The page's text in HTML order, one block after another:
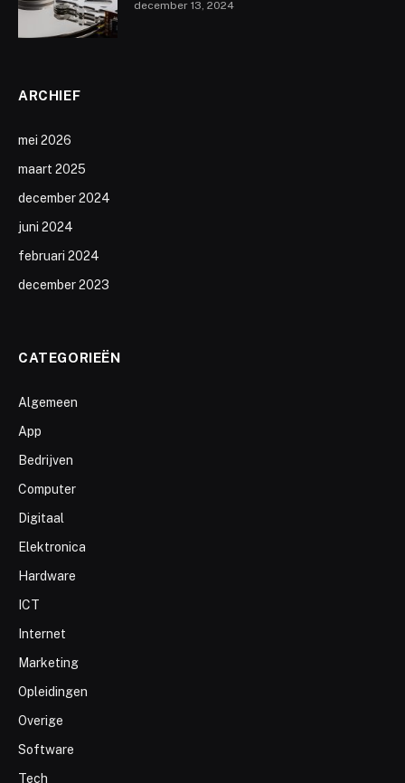
december 13, 2024
ARCHIEF
mei 2026
maart 2025
december 2024
juni 2024
februari 2024
december 2023
CATEGORIEËN
Algemeen
App
Bedrijven
Computer
Digitaal
Elektronica
Hardware
ICT
Internet
Marketing
Opleidingen
Overige
Software
Tech